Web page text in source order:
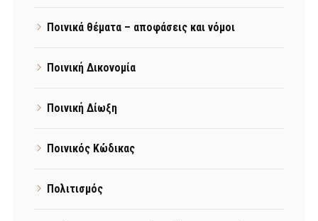
Ποινικά θέματα – αποφάσεις και νόμοι
Ποινική Δικονομία
Ποινική Δίωξη
Ποινικός Κώδικας
Πολιτισμός